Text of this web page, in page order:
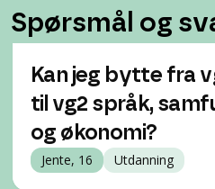
Spørsmål og
Kan jeg bytte fra
til vg2 språk,
og økonomi?
Jente, 16 Utdanning